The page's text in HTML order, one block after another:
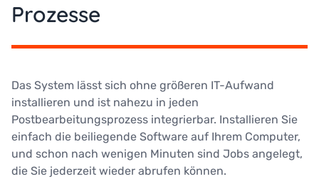
Prozesse
Das System lässt sich ohne größeren IT-Aufwand
installieren und ist nahezu in jeden
Postbearbeitungsprozess integrierbar. Installieren Sie
einfach die beiliegende Software auf Ihrem Computer,
und schon nach wenigen Minuten sind Jobs angelegt,
die Sie jederzeit wieder abrufen können.